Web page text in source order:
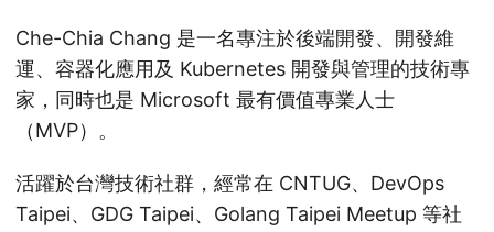
Che-Chia Chang 是一名專注於後端開發、開發維
運、容器化應用及 Kubernetes 開發與管理的技術專
家，同時也是 Microsoft 最有價值專業人士
（MVP）。
活躍於台灣技術社群，經常在 CNTUG、DevOps
Taipei、GDG Taipei、Golang Taipei Meetup 等社